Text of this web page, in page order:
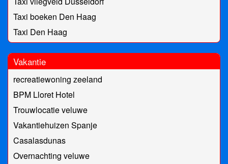
Taxi boeken Den Haag
Taxi Den Haag
Vakantie
recreatiewoning zeeland
BPM Lloret Hotel
Trouwlocatie veluwe
Vakantiehuizen Spanje
Casalasdunas
Overnachting veluwe